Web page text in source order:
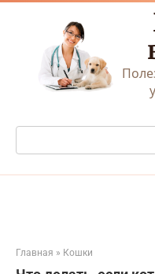
Перейти
Поиск:
Главная » Кошки